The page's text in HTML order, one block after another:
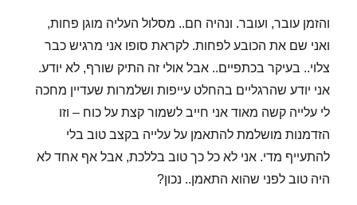
והזמן עובר, ועובר. ונהיה חם.. מסלול העליה מוגן פחות,
ואני שם את הכובע לפחות. לקראת סופו אני מרגיש כבר
צלוי.. בעיקר בכתפיים.. אבל אולי זה התיק שורף, לא יודע.
אני יודע שהרגליים בהחלט עייפות ושלמרות שעדיין מחכה
לי עלייה קשה מאוד אני חייב לשמור קצת על כוח – וזו
הזדמנות מושלמת להתאמן על עלייה בקצב טוב בלי
להתעייף מדי. אני לא כל כך טוב בללכת, אבל אף אחד לא
היה טוב לפני שהוא התאמן.. נכון?